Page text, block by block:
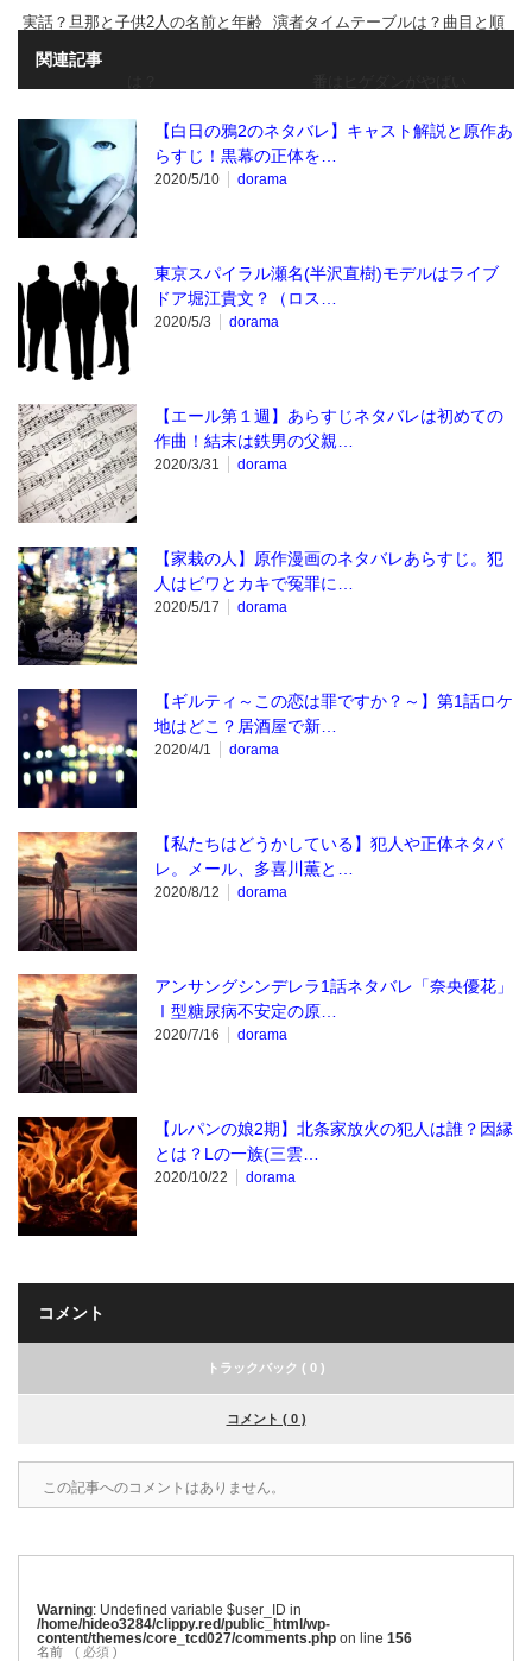
実話？旦那と子供2人の名前と年齢 演者タイムテーブルは？曲目と順
関連記事
【白日の鴉2のネタバレ】キャスト解説と原作あ
らすじ！黒幕の正体を…
2020/5/10 dorama
東京スパイラル瀬名(半沢直樹)モデルはライブ
ドア堀江貴文？（ロス…
2020/5/3 dorama
【エール第１週】あらすじネタバレは初めての
作曲！結末は鉄男の父親…
2020/3/31 dorama
【家栽の人】原作漫画のネタバレあらすじ。犯
人はビワとカキで冤罪に…
2020/5/17 dorama
【ギルティ～この恋は罪ですか？～】第1話ロケ
地はどこ？居酒屋で新…
2020/4/1 dorama
【私たちはどうかしている】犯人や正体ネタバ
レ。メール、多喜川薫と…
2020/8/12 dorama
アンサングシンデレラ1話ネタバレ「奈央優花」
Ⅰ型糖尿病不安定の原…
2020/7/16 dorama
【ルパンの娘2期】北条家放火の犯人は誰？因縁
とは？Lの一族(三雲…
2020/10/22 dorama
コメント
トラックバック ( 0 )
コメント ( 0 )
この記事へのコメントはありません。
Warning : Undefined variable $user_ID in
/home/hideo3284/clippy.red/public_html/wp-
content/themes/core_tcd027/comments.php on line 156
名前 ( 必須 )